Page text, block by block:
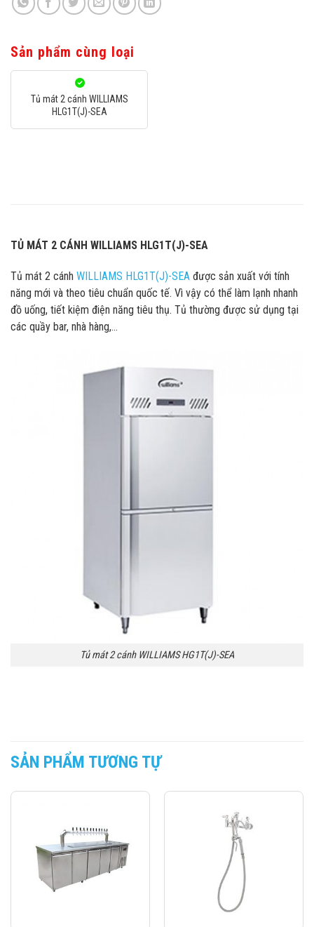
Sản phẩm cùng loại
Tủ mát 2 cánh WILLIAMS
HLG1T(J)-SEA
TỦ MÁT 2 CÁNH WILLIAMS HLG1T(J)-SEA
Tủ mát 2 cánh WILLIAMS HLG1T(J)-SEA được sản xuất với tính
năng mới và theo tiêu chuẩn quốc tế. Vì vậy có thể làm lạnh nhanh
đồ uống, tiết kiệm điện năng tiêu thụ. Tủ thường được sử dụng tại
các quầy bar, nhà hàng,…
Tủ mát 2 cánh WILLIAMS HG1T(J)-SEA
SẢN PHẨM TƯƠNG TỰ